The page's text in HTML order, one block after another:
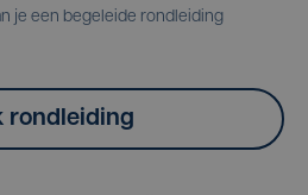
je een begeleide rondleiding
rondleiding